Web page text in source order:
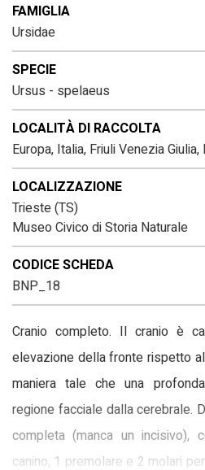
FAMIGLIA
Ursidae
SPECIE
Ursus - spelaeus
LOCALITÀ DI RACCOLTA
Europa, Italia, Friuli Venezia
LOCALIZZAZIONE
Trieste (TS)
Museo Civico di Storia Naturale
CODICE SCHEDA
BNP_18
Cranio completo. Il cranio è
elevazione della fronte rispetto
maniera tale che una
regione facciale dalla cerebrale.
completa (manca un incisivo),
canino, 1 premolare e 2 molari